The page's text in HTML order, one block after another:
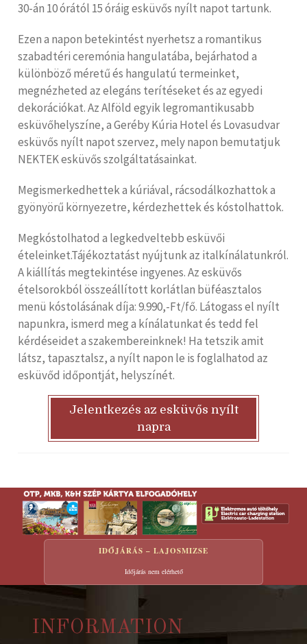
30-án 10 órától 15 óráig esküvős nyílt napot tartunk.
Ezen a napon betekintést nyerhetsz a romantikus
szabadtéri ceremónia hangulatába, bejárhatod a
különböző méretű és hangulatú termeinket,
megnézheted az elegáns terítéseket és az egyedi
dekorációkat. Az Alföld egyik legromantikusabb
esküvőhelyszíne, a Geréby Kúria Hotel és Lovasudvar
esküvős nyílt napot szervez, mely napon bemutatjuk
NEKTEK esküvős szolgáltatásainkat.
Megismerkedhettek a kúriával, rácsodálkozhattok a
gyönyörű környezetre, kérdezhettek és kóstolhattok.
Megkóstolhatod a legkedveltebb esküvői
ételeinket.Tájékoztatást nyújtunk az italkínálatunkról.
A kiállítás megtekintése ingyenes. Az esküvős
ételsorokból összeállított korlátlan büféasztalos
menü kóstolásának díja: 9.990,-Ft/fő. Látogass el nyílt
napunkra, ismerd meg a kínálatunkat és tedd fel
kérdéseidet a szakembereinknek! Ha tetszik amit
látsz, tapasztalsz, a nyílt napon le is foglalhatod az
esküvőd időpontját, helyszínét.
Jelentkezés az esküvős nyílt
napra
IDŐJÁRÁS – LAJOSMIZSE
Időjárás nem elérhető
INFORMATION